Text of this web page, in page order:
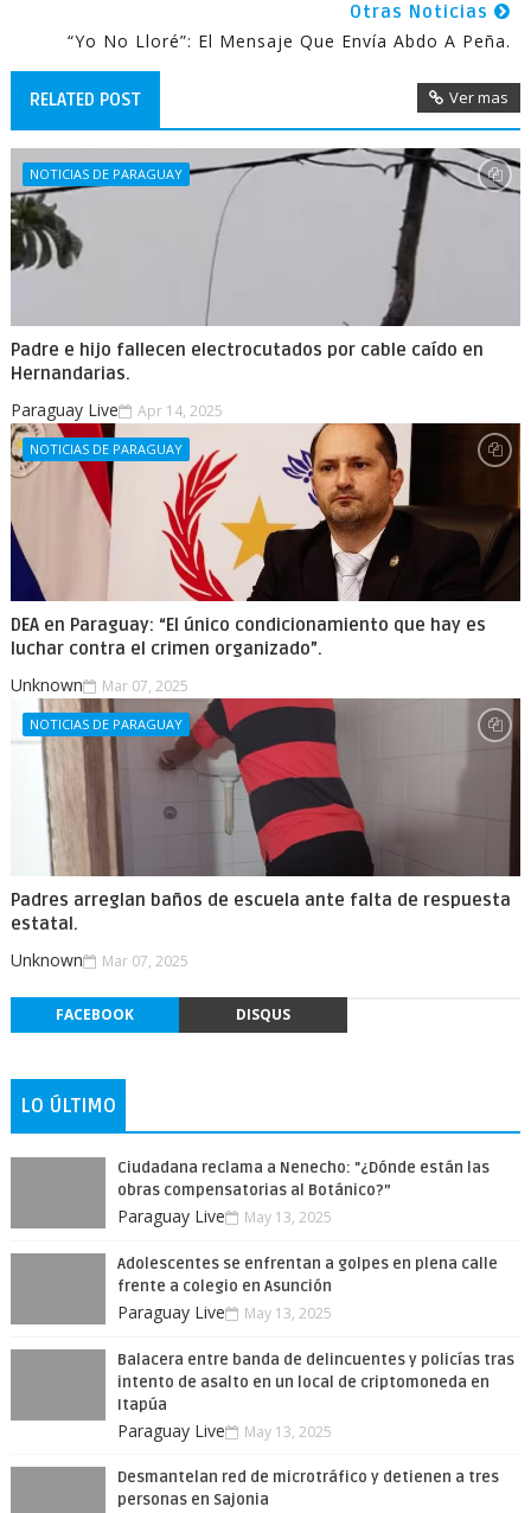
Otras Noticias
“Yo No Lloré”: El Mensaje Que Envía Abdo A Peña.
RELATED POST Ver mas
NOTICIAS DE PARAGUAY
Padre e hijo fallecen electrocutados por cable caído en
Hernandarias.
Paraguay Live Apr 14, 2025
NOTICIAS DE PARAGUAY
DEA en Paraguay: “El único condicionamiento que hay es
luchar contra el crimen organizado”.
Unknown Mar 07, 2025
NOTICIAS DE PARAGUAY
Padres arreglan baños de escuela ante falta de respuesta
estatal.
Unknown Mar 07, 2025
FACEBOOK DISQUS
LO ÚLTIMO
Ciudadana reclama a Nenecho: "¿Dónde están las
obras compensatorias al Botánico?”
Paraguay Live May 13, 2025
Adolescentes se enfrentan a golpes en plena calle
frente a colegio en Asunción
Paraguay Live May 13, 2025
Balacera entre banda de delincuentes y policías tras
intento de asalto en un local de criptomoneda en
Itapúa
Paraguay Live May 13, 2025
Desmantelan red de microtráfico y detienen a tres
personas en Sajonia